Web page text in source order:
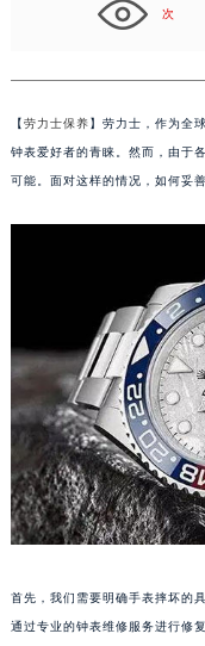
次
【劳力士保养】劳力士，作为全
钟表爱好者的青睐。然而，由于
可能。面对这样的情况，如何妥
首先，我们需要明确手表摔坏的
通过专业的钟表维修服务进行修